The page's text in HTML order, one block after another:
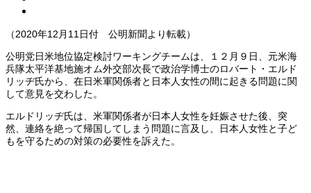
（2020年12月11日付 公明新聞より転載）
公明党日米地位協定検討ワーキングチームは、１２月９日、元米海
兵隊太平洋基地施オム外交部次長で政治学博士のロバート・エルド
リッヂ氏から、在日米軍関係者と日本人女性の間に起きる問題に関
して意見を交わした。
エルドリッヂ氏は、米軍関係者が日本人女性を妊娠させた後、突
然、連絡を絶って帰国してしまう問題に言及し、日本人女性と子ど
もを守るための対策の必要性を訴えた。